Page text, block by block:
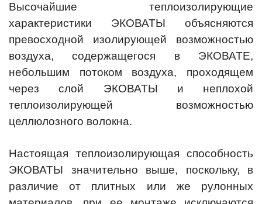
Высочайшие теплоизолирующие
характеристики ЭКОВАТЫ объясняются
превосходной изолирующей возможностью
воздуха, содержащегося в ЭКОВАТЕ,
небольшим потоком воздуха, проходящем
через слой ЭКОВАТЫ и неплохой
теплоизолирующей возможностью
целлюлозного волокна.
Настоящая теплоизолирующая способность
ЭКОВАТЫ значительно выше, поскольку, в
различие от плитных или же рулонных